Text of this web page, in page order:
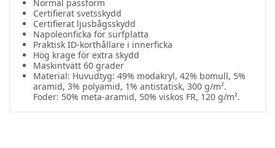
Normal passform
Certifierat svetsskydd
Certifierat ljusbågsskydd
Napoleonficka för surfplatta
Praktisk ID-korthållare i innerficka
Hög krage för extra skydd
Maskintvätt 60 grader
Material: Huvudtyg: 49% modakryl, 42% bomull, 5%
aramid, 3% polyamid, 1% antistatisk, 300 g/m².
Foder: 50% meta-aramid, 50% viskos FR, 120 g/m².